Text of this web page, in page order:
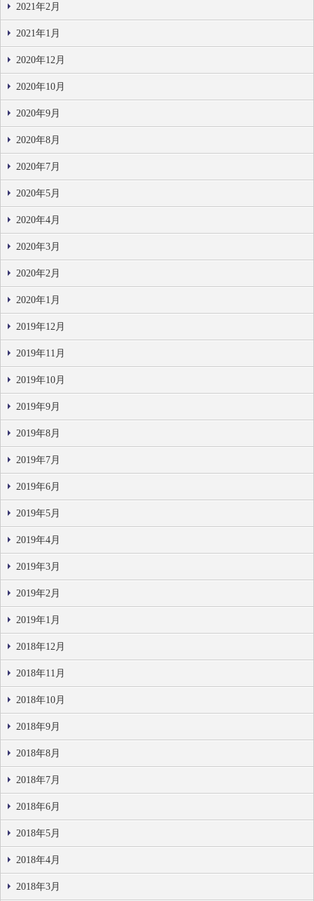
2021年2月
2021年1月
2020年12月
2020年10月
2020年9月
2020年8月
2020年7月
2020年5月
2020年4月
2020年3月
2020年2月
2020年1月
2019年12月
2019年11月
2019年10月
2019年9月
2019年8月
2019年7月
2019年6月
2019年5月
2019年4月
2019年3月
2019年2月
2019年1月
2018年12月
2018年11月
2018年10月
2018年9月
2018年8月
2018年7月
2018年6月
2018年5月
2018年4月
2018年3月